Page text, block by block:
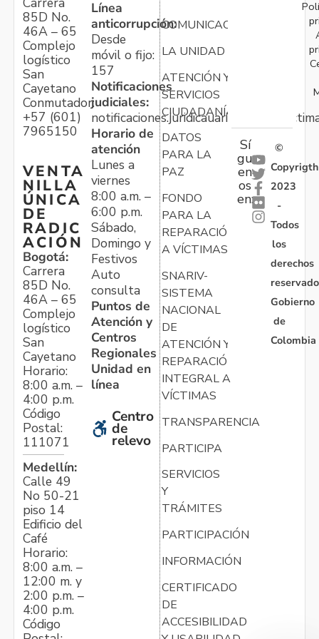
85D No.
46A – 65
Complejo
logístico
San
Cayetano
Conmutador:
+57 (601)
7965150
VENTA
NILLA
ÚNICA
DE
RADIC
ACIÓN
Bogotá:
Carrera
85D No.
46A – 65
Complejo
logístico
San
Cayetano
Horario:
8:00 a.m. –
4:00 p.m.
Código
Postal:
111071
Medellín:
Calle 49
No 50-21
piso 14
Edificio del
Café
Horario:
8:00 a.m. –
12:00 m. y
2:00 p.m. –
4:00 p.m.
Código
Línea
anticorrupción:
Desde
móvil o fijo:
157
Notificaciones
judiciales:
Horario de
atención
Lunes a
viernes
8:00 a.m. –
6:00 p.m.
Sábado,
Domingo y
Festivos
Auto
consulta
Puntos de
Atención y
Centros
Regionales
Unidad en
línea
Centro
de
relevo
COMUNICACIONES
LA UNIDAD
ATENCIÓN Y
SERVICIOS
CIUDADANÍA
DATOS
PARA LA
PAZ
FONDO
PARA LA
REPARACIÓN
A VÍCTIMAS
SNARIV-
SISTEMA
NACIONAL
DE
ATENCIÓN Y
REPARACIÓN
INTEGRAL A
VÍCTIMAS
TRANSPARENCIA
PARTICIPA
SERVICIOS
Y
TRÁMITES
PARTICIPACIÓN
INFORMACIÓN
CERTIFICADO
DE
ACCESIBILIDAD
Sí
gu
en
os
en:
©
Copyrigth
2023
-
Todos
los
derechos
Gobierno
de
Colombia